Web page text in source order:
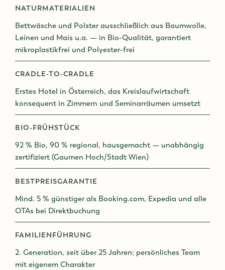
NATURMATERIALIEN
Bettwäsche und Polster ausschließlich aus Baumwolle,
Leinen und Mais u.a. — in Bio-Qualität, garantiert
mikroplastikfrei und Polyester-frei
CRADLE-TO-CRADLE
Erstes Hotel in Österreich, das Kreislaufwirtschaft
konsequent in Zimmern und Seminarräumen umsetzt
BIO-FRÜHSTÜCK
92 % Bio, 90 % regional, hausgemacht — unabhängig
zertifiziert (Gaumen Hoch/Stadt Wien)
BESTPREISGARANTIE
Mind. 5 % günstiger als Booking.com, Expedia und alle
OTAs bei Direktbuchung
FAMILIENFÜHRUNG
2. Generation, seit über 25 Jahren; persönliches Team
mit eigenem Charakter